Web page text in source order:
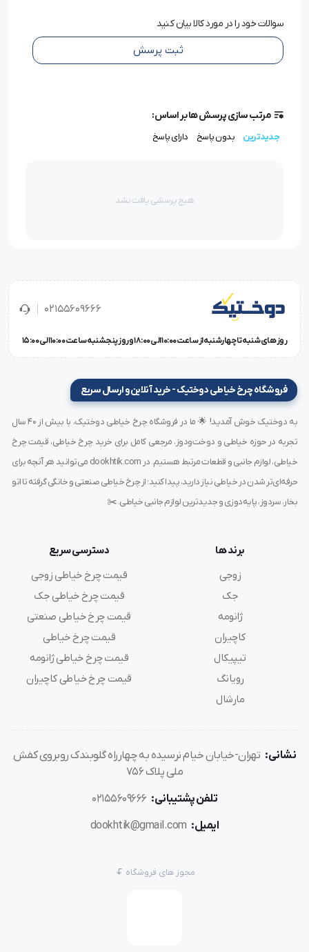
سوالات خود را در مورد کالا بیان کنید
ثبت پرسش
مرتب سازی پرسش ها بر اساس:
جدیدترین بدون پاسخ دارای پاسخ
هیچ پرسشی یافت نشد
02155609666
روز های شنبه تا چهارشنبه از ساعت 10:00 الی 18:00 و روز پنجشنبه ساعت 10:00 الی 15:00
فروشگاه چرخ خیاطی دوختیک - خرید آنلاین و ارسال سریع
به دوختیک خوش آمدید! 🌟 ما در فروشگاه چرخ خیاطی دوختیک، با بیش از ۴۰ سال
تجربه در حوزه خیاطی و دوخت‌ودوز، مرجعی کامل برای خرید چرخ خیاطی، قیمت چرخ
خیاطی، لوازم جانبی و قطعات مرتبط هستیم. در dookhtik.com می‌توانید هر آنچه برای
حرفه‌ای‌تر شدن در خیاطی نیاز دارید، پیدا کنید؛ از چرخ خیاطی صنعتی و خانگی گرفته تا اتو
بخار، سردوز، پایه‌دوزی و جدیدترین لوازم جانبی خیاطی. ✂️
برند ها
زوجی
جک
ژانومه
کاچیران
تیپیکال
رویانگ
مارشال
دسترسی سریع
قیمت چرخ خیاطی زوجی
قیمت چرخ خیاطی جک
قیمت چرخ خیاطی صنعتی
قیمت چرخ خیاطی
قیمت چرخ خیاطی ژانومه
قیمت چرخ خیاطی کاچیران
نشانی: تهران-خیابان خیام نرسیده به چهارراه گلوبندک روبروی کفش
ملی پلاک 756
تلفن پشتیبانی: 02155609666
ایمیل: dookhtik@gmail.com
مجوز های فروشگاه